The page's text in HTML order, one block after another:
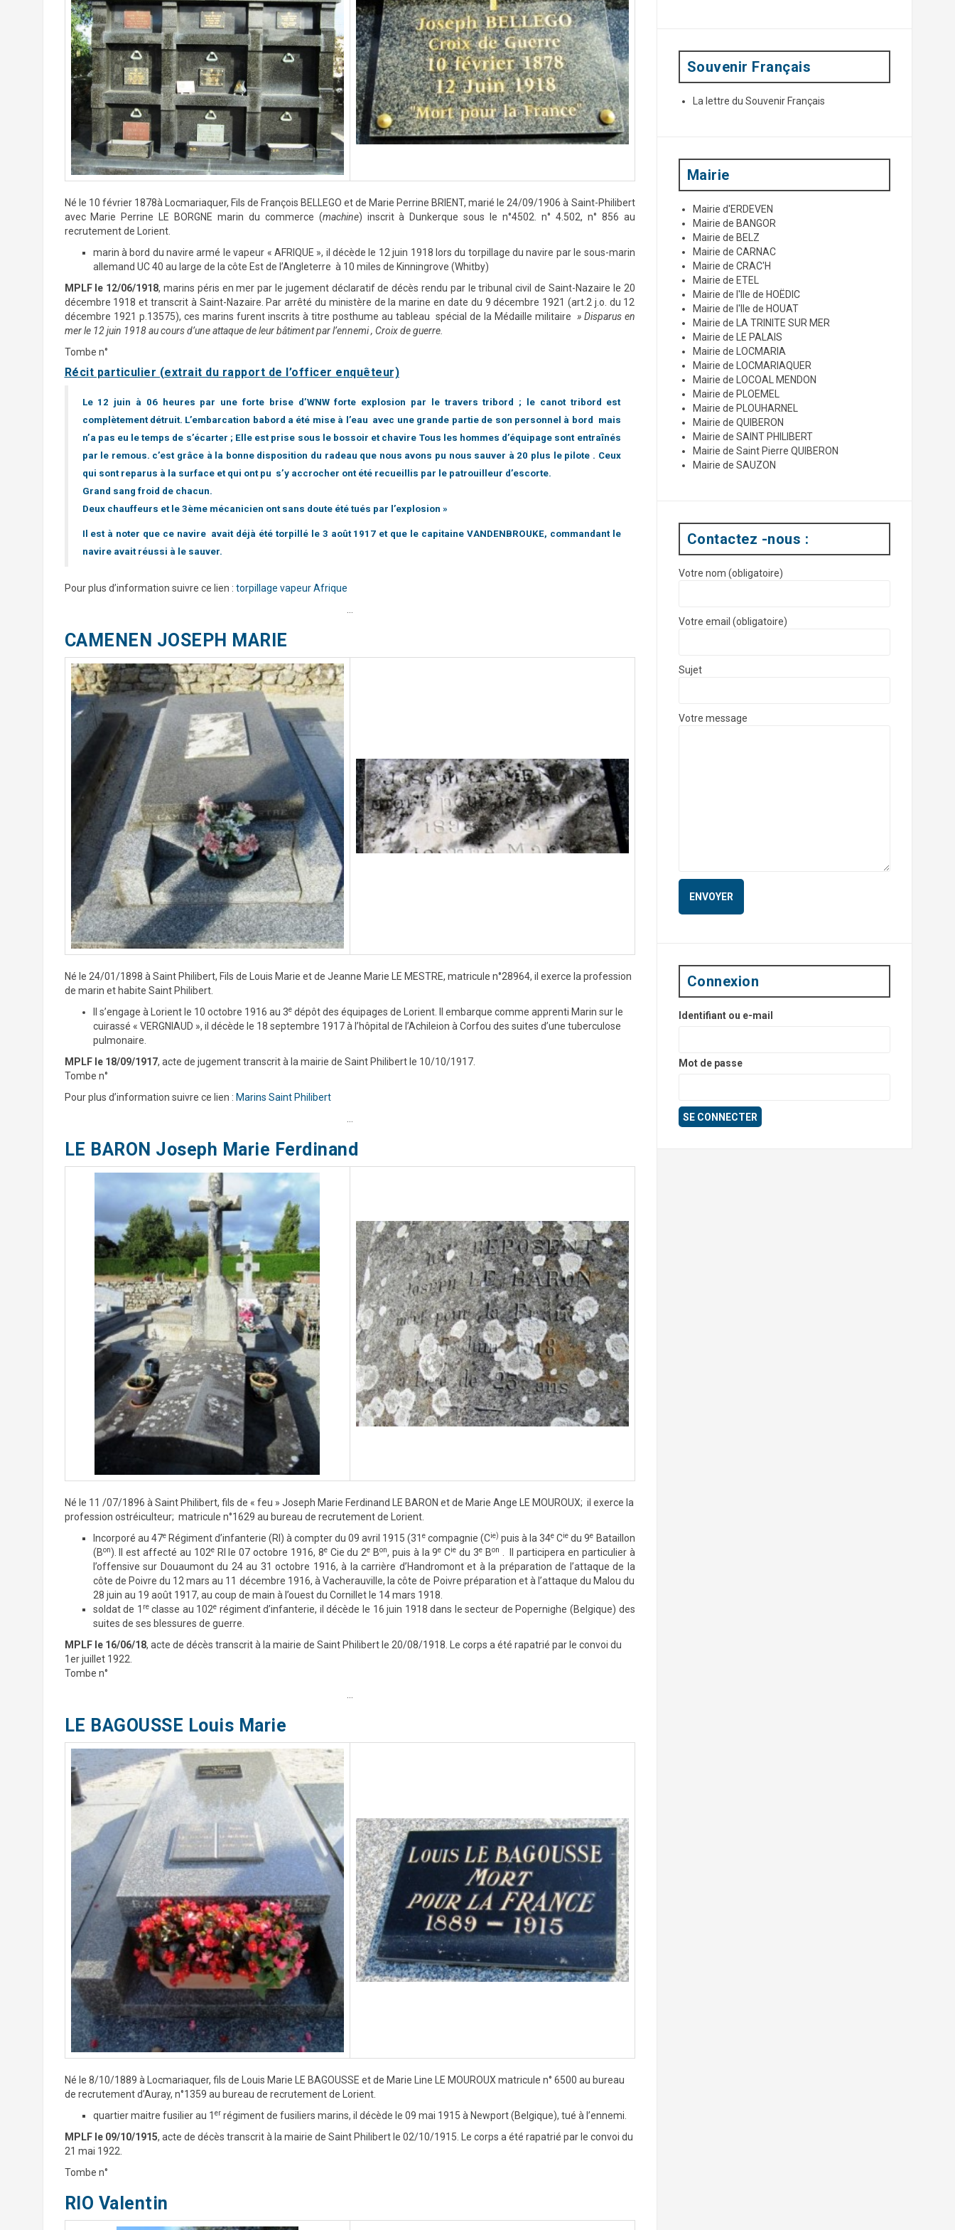
Né le 10 février 1878à Locmariaquer, Fils de François BELLEGO et de Marie Perrine BRIENT, marié le 24/09/1906 à Saint-Philibert
avec Marie Perrine LE BORGNE marin du commerce (machine) inscrit à Dunkerque sous le n°4502. n° 4.502, n° 856 au
recrutement de Lorient.
marin à bord du navire armé le vapeur « AFRIQUE », il décède le 12 juin 1918 lors du torpillage du navire par le sous-marin
allemand UC 40 au large de la côte Est de l’Angleterre à 10 miles de Kinningrove (Whitby)
MPLF le 12/06/1918, marins péris en mer par le jugement déclaratif de décès rendu par le tribunal civil de Saint-Nazaire le 20
décembre 1918 et transcrit à Saint-Nazaire. Par arrêté du ministère de la marine en date du 9 décembre 1921 (art.2 j.o. du 12
décembre 1921 p.13575), ces marins furent inscrits à titre posthume au tableau spécial de la Médaille militaire » Disparus en
mer le 12 juin 1918 au cours d’une attaque de leur bâtiment par l’ennemi , Croix de guerre.
Tombe n°
Récit particulier (extrait du rapport de l’officer enquêteur)
Le 12 juin à 06 heures par une forte brise d’WNW forte explosion par le travers tribord ; le canot tribord est
complètement détruit. L’embarcation babord a été mise à l’eau avec une grande partie de son personnel à bord mais
n’a pas eu le temps de s’écarter ; Elle est prise sous le bossoir et chavire Tous les hommes d’équipage sont entraînés
par le remous. c’est grâce à la bonne disposition du radeau que nous avons pu nous sauver à 20 plus le pilote . Ceux
qui sont reparus à la surface et qui ont pu s’y accrocher ont été recueillis par le patrouilleur d’escorte.
Grand sang froid de chacun.
Deux chauffeurs et le 3ème mécanicien ont sans doute été tués par l’explosion »
Il est à noter que ce navire avait déjà été torpillé le 3 août 1917 et que le capitaine VANDENBROUKE, commandant le
navire avait réussi à le sauver.
Pour plus d’information suivre ce lien : torpillage vapeur Afrique
CAMENEN JOSEPH MARIE
Né le 24/01/1898 à Saint Philibert, Fils de Louis Marie et de Jeanne Marie LE MESTRE, matricule n°28964, il exerce la profession
de marin et habite Saint Philibert.
Il s’engage à Lorient le 10 octobre 1916 au 3edépôt des équipages de Lorient. Il embarque comme apprenti Marin sur le
cuirassé « VERGNIAUD », il décède le 18 septembre 1917 à l’hôpital de l’Achileion à Corfou des suites d’une tuberculose
pulmonaire.
MPLF le 18/09/1917, acte de jugement transcrit à la mairie de Saint Philibert le 10/10/1917.
Tombe n°
Pour plus d’information suivre ce lien : Marins Saint Philibert
LE BARON Joseph Marie Ferdinand
Né le 11 /07/1896 à Saint Philibert, fils de « feu » Joseph Marie Ferdinand LE BARON et de Marie Ange LE MOUROUX; il exerce la
profession ostréiculteur; matricule n°1629 au bureau de recrutement de Lorient.
Incorporé au 47eRégiment d’infanterie (RI) à compter du 09 avril 1915 (31e compagnie (Cie) puis à la 34e Cie du 9e Bataillon
(Bon). Il est affecté au 102eRI le 07 octobre 1916, 8eCie du 2e Bon, puis à la 9e Cie du 3eBon
. Il participera en particulier à
l’offensive sur Douaumont du 24 au 31 octobre 1916, à la carrière d’Handromont et à la préparation de l’attaque de la
côte de Poivre du 12 mars au 11 décembre 1916, à Vacherauville, la côte de Poivre préparation et à l’attaque du Malou du
28 juin au 19 août 1917, au coup de main à l’ouest du Cornillet le 14 mars 1918.
soldat de 1 reclasse au 102e régiment d’infanterie, il décède le 16 juin 1918 dans le secteur de Popernighe (Belgique) des
suites de ses blessures de guerre.
MPLF le 16/06/18, acte de décès transcrit à la mairie de Saint Philibert le 20/08/1918. Le corps a été rapatrié par le convoi du
1er juillet 1922.
Tombe n°
LE BAGOUSSE Louis Marie
Né le 8/10/1889 à Locmariaquer, fils de Louis Marie LE BAGOUSSE et de Marie Line LE MOUROUX matricule n° 6500 au bureau
de recrutement d’Auray, n°1359 au bureau de recrutement de Lorient.
quartier maitre fusilier au 1 errégiment de fusiliers marins, il décède le 09 mai 1915 à Newport (Belgique), tué à l’ennemi.
MPLF le 09/10/1915, acte de décès transcrit à la mairie de Saint Philibert le 02/10/1915. Le corps a été rapatrié par le convoi du
21 mai 1922.
Tombe n°
RIO Valentin
r
Souvenir Français
La lettre du Souvenir Français
Mairie
Mairie d'ERDEVEN
Mairie de BANGOR
Mairie de BELZ
Mairie de CARNAC
Mairie de CRAC'H
Mairie de ETEL
Mairie de l'Ile de HOËDIC
Mairie de l'Ile de HOUAT
Mairie de LA TRINITE SUR MER
Mairie de LE PALAIS
Mairie de LOCMARIA
Mairie de LOCMARIAQUER
Mairie de LOCOAL MENDON
Mairie de PLOEMEL
Mairie de PLOUHARNEL
Mairie de QUIBERON
Mairie de SAINT PHILIBERT
Mairie de Saint Pierre QUIBERON
Mairie de SAUZON
Contactez -nous :
Votre nom (obligatoire)
Votre email (obligatoire)
Sujet
Votre message
Connexion
Identifiant ou e-mail
Mot de passe